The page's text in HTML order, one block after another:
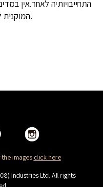
התחייבויותיה לאחר.אין
המוקנית לחברה ו/או למי מטעמה לפי כל דין.
images click here
Industries Ltd. All rights